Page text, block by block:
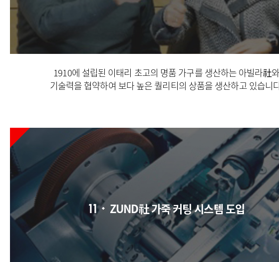
1910에 설립된 이태리 초고의 명품 가구를 생산하는 아빌라社와
기술력을 협약하여 보다 높은 퀄리티의 상품을 생산하고 있습니
11 ZUND社 가죽 커팅 시스템 도입